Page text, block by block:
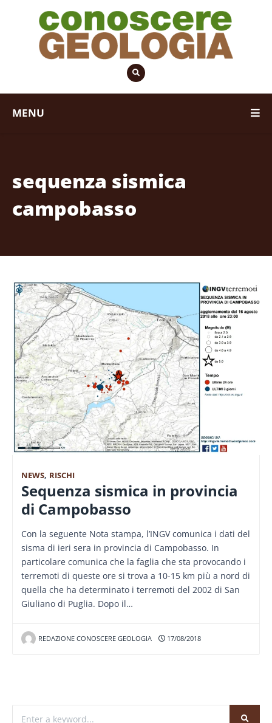
MENU
sequenza sismica
campobasso
NEWS, RISCHI
Sequenza sismica in provincia
di Campobasso
Con la seguente Nota stampa, l’INGV comunica i dati del
sisma di ieri sera in provincia di Campobasso. In
particolare comunica che la faglia che sta provocando i
terremoti di queste ore si trova a 10-15 km più a nord di
quella che ha determinato i terremoti del 2002 di San
Giuliano di Puglia. Dopo il…
REDAZIONE CONOSCERE GEOLOGIA 17/08/2018